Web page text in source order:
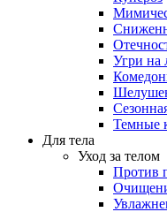
Угри на
Темные
Для тела
Уход за телом
Против